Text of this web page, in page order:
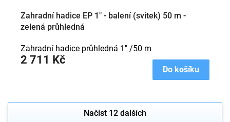
Zahradní hadice EP 1" - balení (svitek) 50 m -
zelená průhledná
2 711 Kč
Do košíku
Zahradní hadice průhledná 1" /50 m
Načíst 12 dalších